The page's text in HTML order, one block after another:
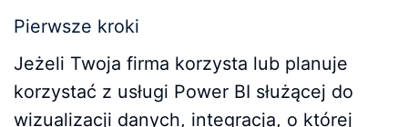
Pierwsze kroki
Jeżeli Twoja firma korzysta lub planuje
korzystać z usługi Power BI służącej do
wizualizacji danych, integracja, o której